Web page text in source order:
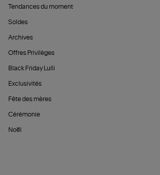
Tendances du moment
Soldes
Archives
Offres Privilèges
Black Friday Lulli
Exclusivités
Fête des mères
Cérémonie
Noël